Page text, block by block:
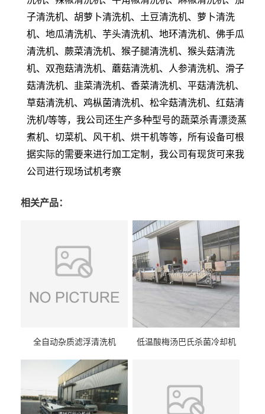
子清洗机、胡萝卜清洗机、土豆清洗机、萝卜清洗
机、地瓜清洗机、芋头清洗机、地环清洗机、佛手瓜
清洗机、蕨菜清洗机、猴子腿清洗机、猴头菇清洗
机、双孢菇清洗机、蘑菇清洗机、人参清洗机、滑子
菇清洗机、韭菜清洗机、香菜清洗机、平菇清洗机、
草菇清洗机、鸡枞菌清洗机、松伞菇清洗机、红菇清
洗机/等等，我公司还生产多种型号的蔬菜杀青漂烫蒸
煮机、切菜机、风干机、烘干机等等，所有设备可根
据实际的需要来进行加工定制，我公司有现货可来我
公司进行现场试机考察
相关产品：
全自动杂质滤浮清洗机 低温酸梅汤巴氏杀菌冷却机